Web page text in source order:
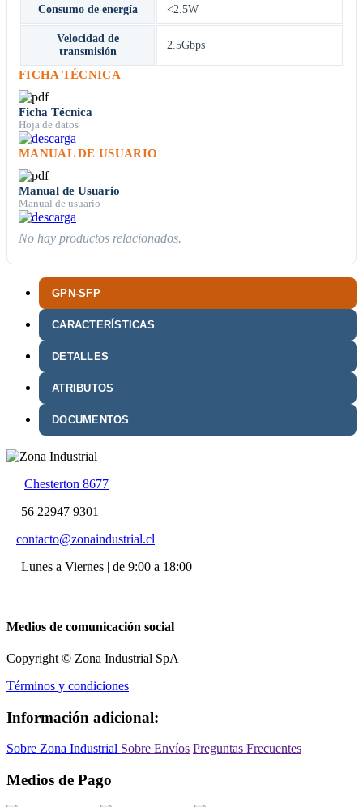
GPN-SFP
CARACTERÍSTICAS
DETALLES
ATRIBUTOS
DOCUMENTOS
Consumo de energía <2.5W
Velocidad de
transmisión
2.5Gbps
FICHA TÉCNICA
Ficha Técnica
Hoja de datos
MANUAL DE USUARIO
Manual de Usuario
Manual de usuario
No hay productos relacionados.
Chesterton 8677
56 22947 9301
contacto@zonaindustrial.cl
Lunes a Viernes | de 9:00 a 18:00
Medios de comunicación social
Copyright © Zona Industrial SpA
Términos y condiciones
Información adicional:
Sobre Zona Industrial Sobre Envíos Preguntas Frecuentes
Medios de Pago